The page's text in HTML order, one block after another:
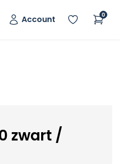
Account 0
zwart /